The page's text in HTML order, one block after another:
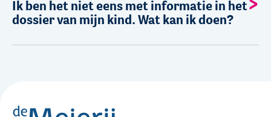
Ik ben het niet eens met informatie in het
dossier van mijn kind. Wat kan ik doen?